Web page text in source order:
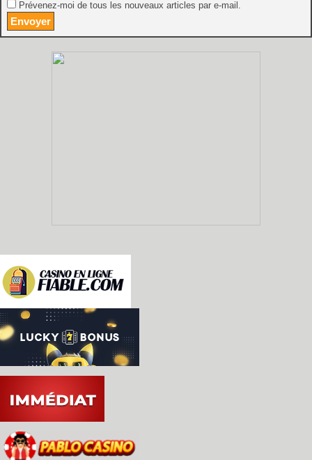
Prévenez-moi de tous les nouveaux articles par e-mail.